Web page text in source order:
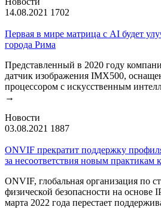
14.08.2021 1702
Первая в мире матрица с AI будет
города Рима
Представленный в 2020 году
датчик изображения IMX500,
процессором с искусственным
→
Новости
03.08.2021 1887
ONVIF прекратит поддержку
за несоответствия новым практикам
ONVIF, глобальная организация по
физической безопасности на основе
марта 2022 года перестает